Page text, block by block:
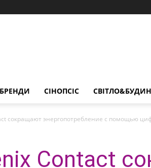
БРЕНДИ СІНОПСІС
сокращают энергопотребление с помощью
Contact